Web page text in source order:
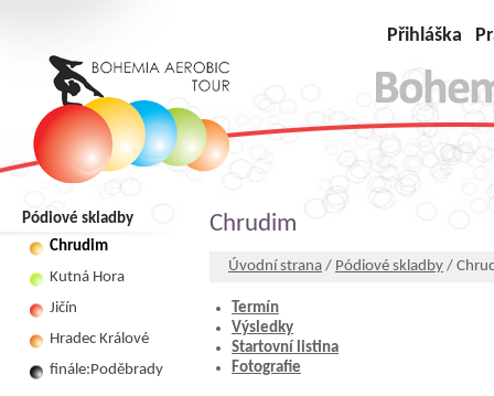
Přihláška
Pódiové skladby
Chrudim
Kutná Hora
Jičín
Hradec Králové
finále:Poděbrady
Chrudim
Úvodní strana / Pódiové skladby /
Termín
Výsledky
Startovní listina
Fotografie